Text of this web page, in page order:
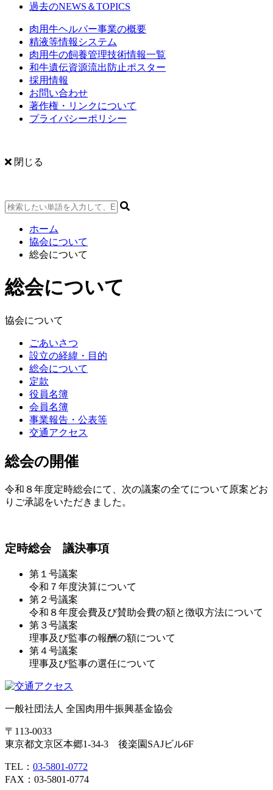
過去のNEWS＆TOPICS
肉用牛ヘルパー事業の概要
精液等情報システム
肉用牛の飼養管理技術情報一覧
和牛遺伝資源流出防止ポスター
採用情報
お問い合わせ
著作権・リンクについて
プライバシーポリシー
閉じる
ホーム
協会について
総会について
総会について
協会について
ごあいさつ
設立の経緯・目的
総会について
定款
役員名簿
会員名簿
事業報告・公表等
交通アクセス
総会の開催
令和８年度定時総会にて、次の議案の全てについて原案どお
りご承認をいただきました。
定時総会 議決事項
第１号議案
令和７年度決算について
第２号議案
令和８年度会費及び賛助会費の額と徴収方法について
第３号議案
理事及び監事の報酬の額について
第４号議案
理事及び監事の選任について
一般社団法人 全国肉用牛振興基金協会
〒113-0033
東京都文京区本郷1-34-3 後楽園SAJビル6F
TEL： 03-5801-0772
FAX：03-5801-0774